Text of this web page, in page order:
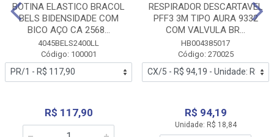
BOTINA ELASTICO BRACOL
BELS BIDENSIDADE COM
BICO AÇO CA 2568...
4045BELS2400LL
Código: 100001
R$ 117,90
RESPIRADOR DESCARTAVEL
PFF3 3M TIPO AURA 9332
COM VALVULA BR...
HB004385017
Código: 270025
R$ 94,19
Unidade: R$ 18,84